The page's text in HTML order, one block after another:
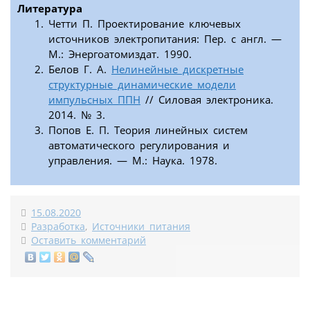
Литература
Четти П. Проектирование ключевых
источников электропитания: Пер. с англ. —
М.: Энергоатомиздат. 1990.
Белов Г. А. Нелинейные дискретные
структурные динамические модели
импульсных ППН // Силовая электроника.
2014. № 3.
Попов Е. П. Теория линейных систем
автоматического регулирования и
управления. — М.: Наука. 1978.
15.08.2020
Разработка, Источники питания
Оставить комментарий